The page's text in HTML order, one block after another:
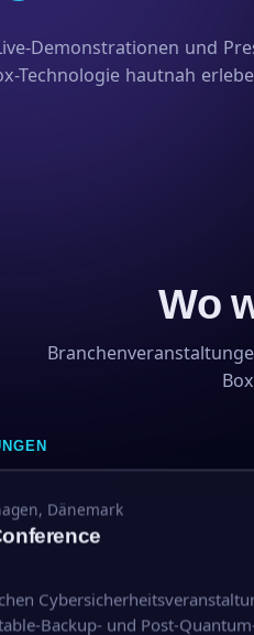
Demonstrationen und
Technologie hautnah
Wo
Dänemark
Backup- und Post-